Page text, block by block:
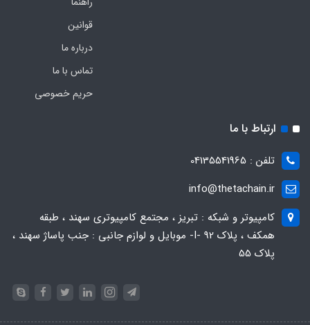
قوانین
درباره ما
تماس با ما
حریم خصوصی
ارتباط با ما
تلفن : 04135541965
info@thetachain.ir
کامپیوتر و شبکه : تبریز ، مجتمع کامپیوتری سهند ، طبقه
همکف ، پلاک 92 -I- موبایل و لوازم جانبی : جنب پاساژ سهند ،
پلاک 55